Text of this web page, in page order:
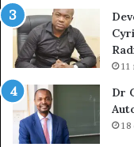
11
Dr
18